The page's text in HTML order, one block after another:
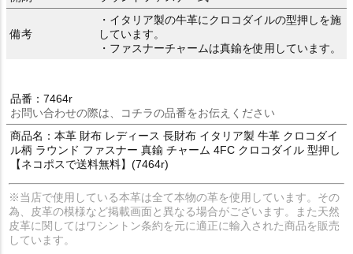
備考
・イタリア製の牛革にクロコダイルの型押しを施
しています。
・ファスナーチャームは真鍮を使用しています。
品番：7464r
お問い合わせの際は、コチラの品番をお伝えください
商品名：本革 財布 レディース 長財布 イタリア製 牛革 クロコダイ
ル柄 ラウンド ファスナー 真鍮 チャーム 4FC クロコダイル 型押し
【ネコポスで送料無料】(7464r)
※当店で使用している本革は全て本物の革を使用しています。その
為、皮革の模様など掲載画面と異なる場合がございます。また天然
皮革に関してはワシントン条約を元に適正に輸入された商品を販売
しています。